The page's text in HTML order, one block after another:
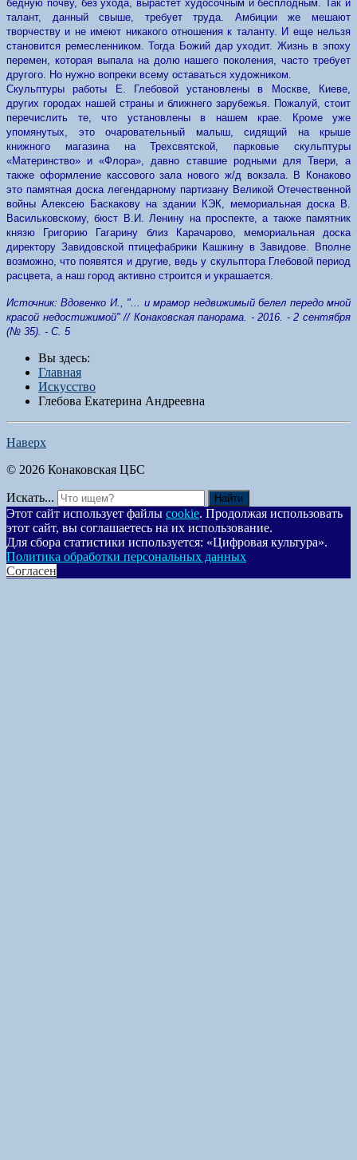
бедную почву, без ухода, вырастет худосочным и бесплодным. Так и
талант, данный свыше, требует труда. Амбиции же мешают
творчеству и не имеют никакого отношения к таланту. И еще нельзя
становится ремесленником. Тогда Божий дар уходит. Жизнь в эпоху
перемен, которая выпала на долю нашего поколения, часто требует
другого. Но нужно вопреки всему оставаться художником.
Скульптуры работы Е. Глебовой установлены в Москве, Киеве,
других городах нашей страны и ближнего зарубежья. Пожалуй, стоит
перечислить те, что установлены в нашем крае. Кроме уже
упомянутых, это очаровательный малыш, сидящий на крыше
книжного магазина на Трехсвятской, парковые скульптуры
«Материнство» и «Флора», давно ставшие родными для Твери, а
также оформление кассового зала нового ж/д вокзала. В Конаково
это памятная доска легендарному партизану Великой Отечественной
войны Алексею Баскакову на здании КЭК, мемориальная доска В.
Васильковскому, бюст В.И. Ленину на проспекте, а также памятник
князю Григорию Гагарину близ Карачарово, мемориальная доска
директору Завидовской птицефабрики Кашкину в Завидове. Вполне
возможно, что появятся и другие, ведь у скульптора Глебовой период
расцвета, а наш город активно строится и украшается.
Источник: Вдовенко И., "... и мрамор недвижимый белел передо мной
красой недостижимой" // Конаковская панорама. - 2016. - 2 сентября
(№ 35). - С. 5
Вы здесь:
Главная
Искусство
Глебова Екатерина Андреевна
Наверх
© 2026 Конаковская ЦБС
Искать... Найти
Этот сайт использует файлы cookie. Продолжая использовать
этот сайт, вы соглашаетесь на их использование.
Для сбора статистики используется: «Цифровая культура».
Политика обработки персональных данных
Согласен